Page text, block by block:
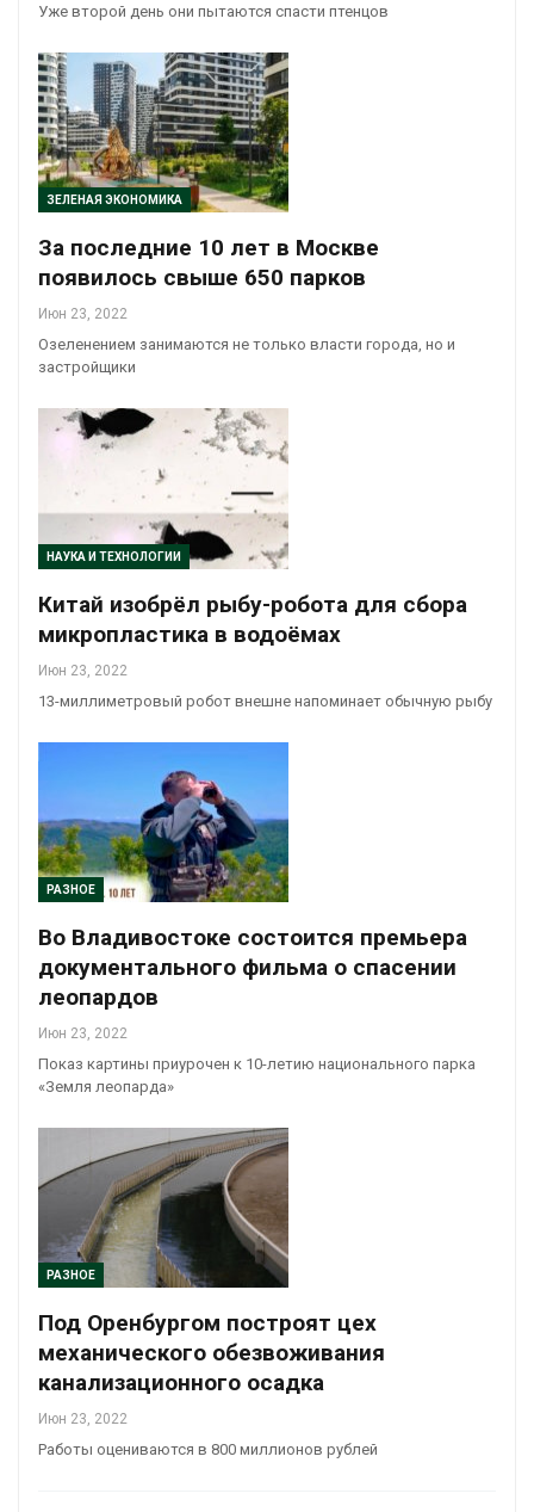
Уже второй день они пытаются спасти птенцов
ЗЕЛЕНАЯ ЭКОНОМИКА
За последние 10 лет в Москве
появилось свыше 650 парков
Июн 23, 2022
Озеленением занимаются не только власти города, но и
застройщики
НАУКА И ТЕХНОЛОГИИ
Китай изобрёл рыбу-робота для сбора
микропластика в водоёмах
Июн 23, 2022
13-миллиметровый робот внешне напоминает обычную рыбу
РАЗНОЕ
Во Владивостоке состоится премьера
документального фильма о спасении
леопардов
Июн 23, 2022
Показ картины приурочен к 10-летию национального парка
«Земля леопарда»
РАЗНОЕ
Под Оренбургом построят цех
механического обезвоживания
канализационного осадка
Июн 23, 2022
Работы оцениваются в 800 миллионов рублей